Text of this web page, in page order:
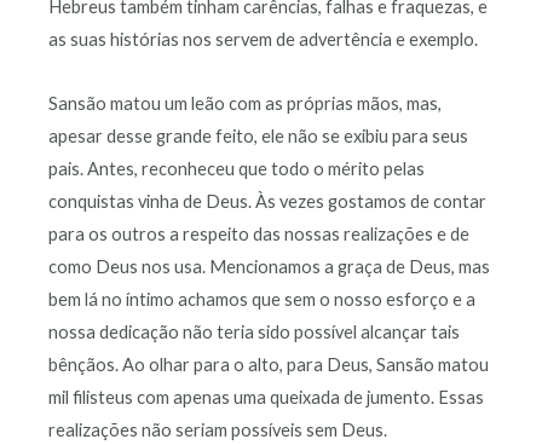
Hebreus também tinham carências, falhas e fraquezas, e
as suas histórias nos servem de advertência e exemplo.
Sansão matou um leão com as próprias mãos, mas,
apesar desse grande feito, ele não se exibiu para seus
pais. Antes, reconheceu que todo o mérito pelas
conquistas vinha de Deus. Às vezes gostamos de contar
para os outros a respeito das nossas realizações e de
como Deus nos usa. Mencionamos a graça de Deus, mas
bem lá no íntimo achamos que sem o nosso esforço e a
nossa dedicação não teria sido possível alcançar tais
bênçãos. Ao olhar para o alto, para Deus, Sansão matou
mil filisteus com apenas uma queixada de jumento. Essas
realizações não seriam possíveis sem Deus.